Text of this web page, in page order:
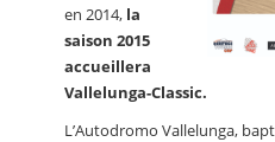
en 2014, la
saison 2015
accueillera
Vallelunga-Classic.
L’Autodromo Vallelunga,